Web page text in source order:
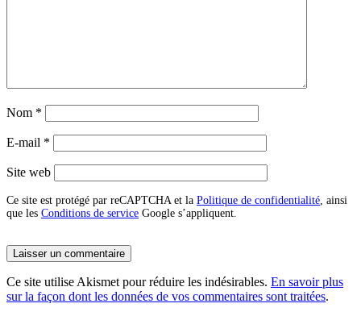
Nom *
E-mail *
Site web
Ce site est protégé par reCAPTCHA et la Politique de confidentialité, ainsi
que les Conditions de service Google s’appliquent.
Ce site utilise Akismet pour réduire les indésirables. En savoir plus
sur la façon dont les données de vos commentaires sont traitées.